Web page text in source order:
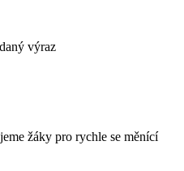
výraz
žáky pro rychle se měnící